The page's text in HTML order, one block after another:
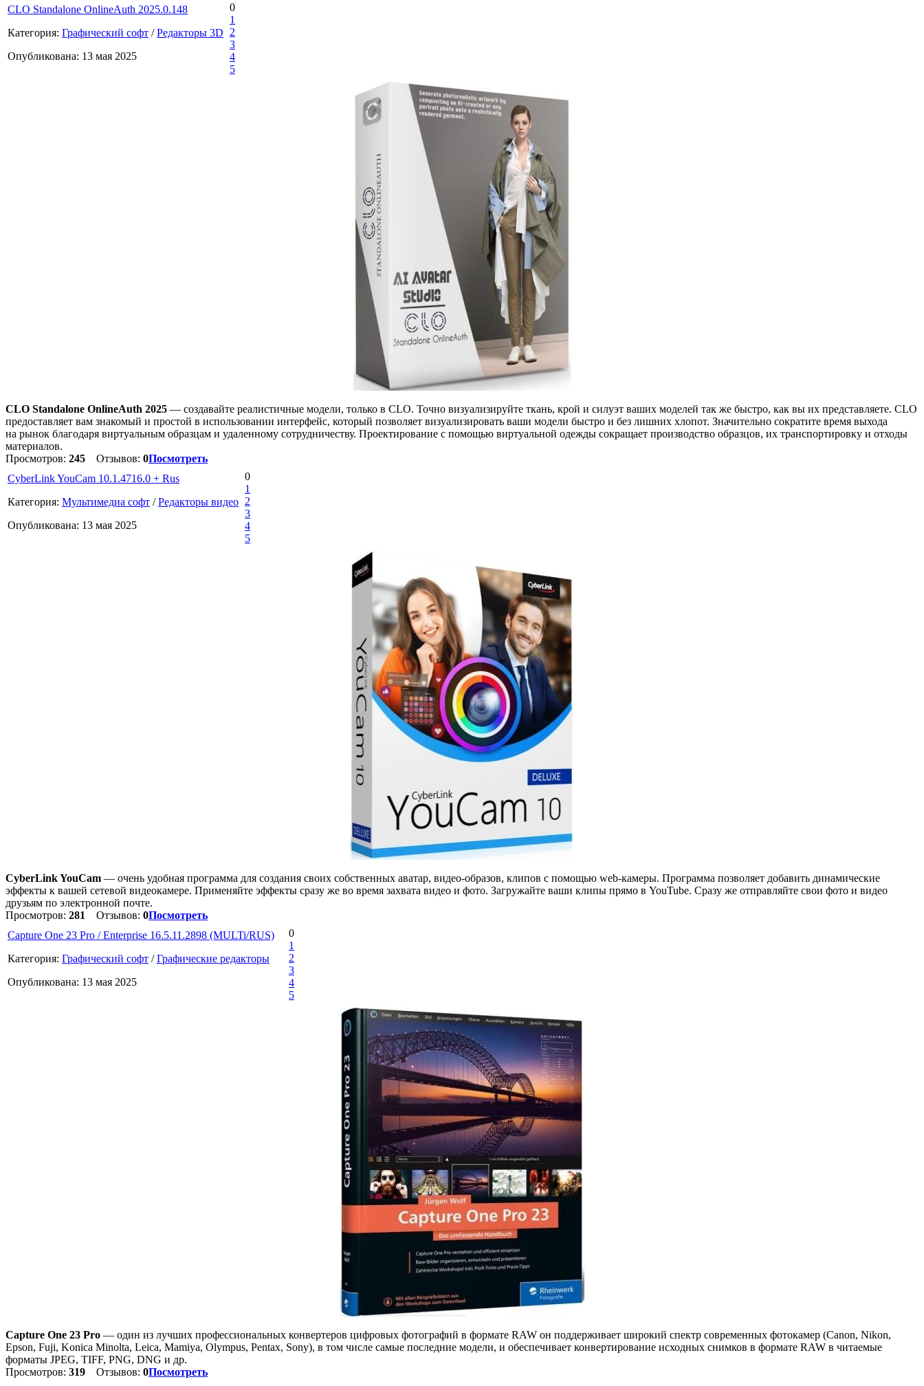
CLO Standalone OnlineAuth 2025.0.148
Категория: Графический софт /Редакторы 3D
Опубликована: 13 мая 2025
0
1
2
3
4
5
CLO Standalone OnlineAuth 2025 — создавайте реалистичные модели, только в CLO. Точно визуализируйте ткань, крой и силуэт ваших моделей так же быстро, как вы их представляете. CLO
предоставляет вам знакомый и простой в использовании интерфейс, который позволяет визуализировать ваши модели быстро и без лишних хлопот. Значительно сократите время выхода
на рынок благодаря виртуальным образцам и удаленному сотрудничеству. Проектирование с помощью виртуальной одежды сокращает производство образцов, их транспортировку и отходы
материалов.
Просмотров: 245 Отзывов: 0Посмотреть
CyberLink YouCam 10.1.4716.0 + Rus
Категория: Мультимедиа софт /Редакторы видео
Опубликована: 13 мая 2025
0
1
2
3
4
5
CyberLink YouCam — очень удобная программа для создания своих собственных аватар, видео-образов, клипов с помощью web-камеры. Программа позволяет добавить динамические
эффекты к вашей сетевой видеокамере. Применяйте эффекты сразу же во время захвата видео и фото. Загружайте ваши клипы прямо в YouTube. Сразу же отправляйте свои фото и видео
друзьям по электронной почте.
Просмотров: 281 Отзывов: 0Посмотреть
Capture One 23 Pro / Enterprise 16.5.11.2898 (MULTi/RUS)
Категория: Графический софт /Графические редакторы
Опубликована: 13 мая 2025
0
1
2
3
4
5
Capture One 23 Pro — один из лучших профессиональных конвертеров цифровых фотографий в формате RAW он поддерживает широкий спектр современных фотокамер (Canon, Nikon,
Epson, Fuji, Konica Minolta, Leica, Mamiya, Olympus, Pentax, Sony), в том числе самые последние модели, и обеспечивает конвертирование исходных снимков в формате RAW в читаемые
форматы JPEG, TIFF, PNG, DNG и др.
Просмотров: 319 Отзывов: 0Посмотреть